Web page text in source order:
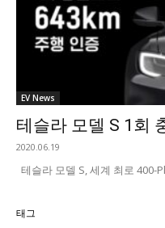
EV News
테슬라 모델 S 1회
2020.06.19
테슬라 모델 S, 세계 최로 400-
태그